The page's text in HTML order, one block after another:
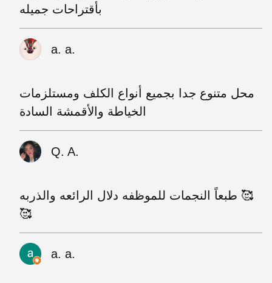
بأقتراحات جميله
a. a.
محل متنوع جدا بجميع أنواع الكلف ومستلزمات
الخياطة والأقمشة السادة
Q. A.
طبعاً النجمات للموظفه دلال الرائعه والذربه 🥰
🥰
a. a.